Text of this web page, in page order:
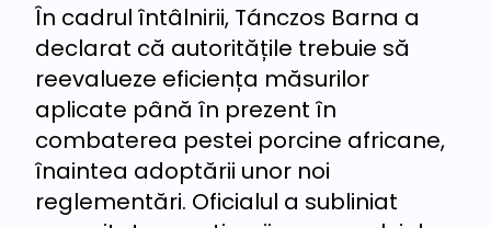
În cadrul întâlnirii, Tánczos Barna a
declarat că autoritățile trebuie să
reevalueze eficiența măsurilor
aplicate până în prezent în
combaterea pestei porcine africane,
înaintea adoptării unor noi
reglementări. Oficialul a subliniat